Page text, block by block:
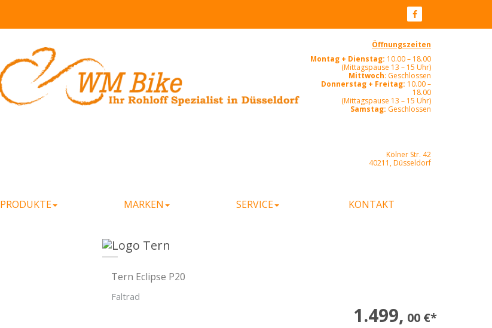
Öffnungszeiten
Montag + Dienstag: 10.00 – 18.00
(Mittagspause 13 – 15 Uhr)
Mittwoch: Geschlossen
Donnerstag + Freitag: 10.00 –
18.00
(Mittagspause 13 – 15 Uhr)
Samstag: Geschlossen
Kölner Str. 42
40211, Düsseldorf
PRODUKTE MARKEN SERVICE KONTAKT
Tern Eclipse P20
Faltrad
1.499, 00 €*